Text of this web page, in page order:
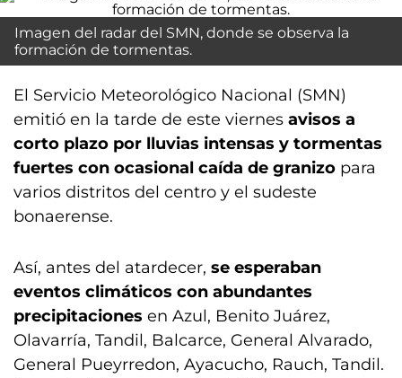
Imagen del radar del SMN, donde se observa la
formación de tormentas.
El Servicio Meteorológico Nacional (SMN)
emitió en la tarde de este viernes avisos a
corto plazo por lluvias intensas y tormentas
fuertes con ocasional caída de granizo para
varios distritos del centro y el sudeste
bonaerense.
Así, antes del atardecer, se esperaban
eventos climáticos con abundantes
precipitaciones en Azul, Benito Juárez,
Olavarría, Tandil, Balcarce, General Alvarado,
General Pueyrredon, Ayacucho, Rauch, Tandil.